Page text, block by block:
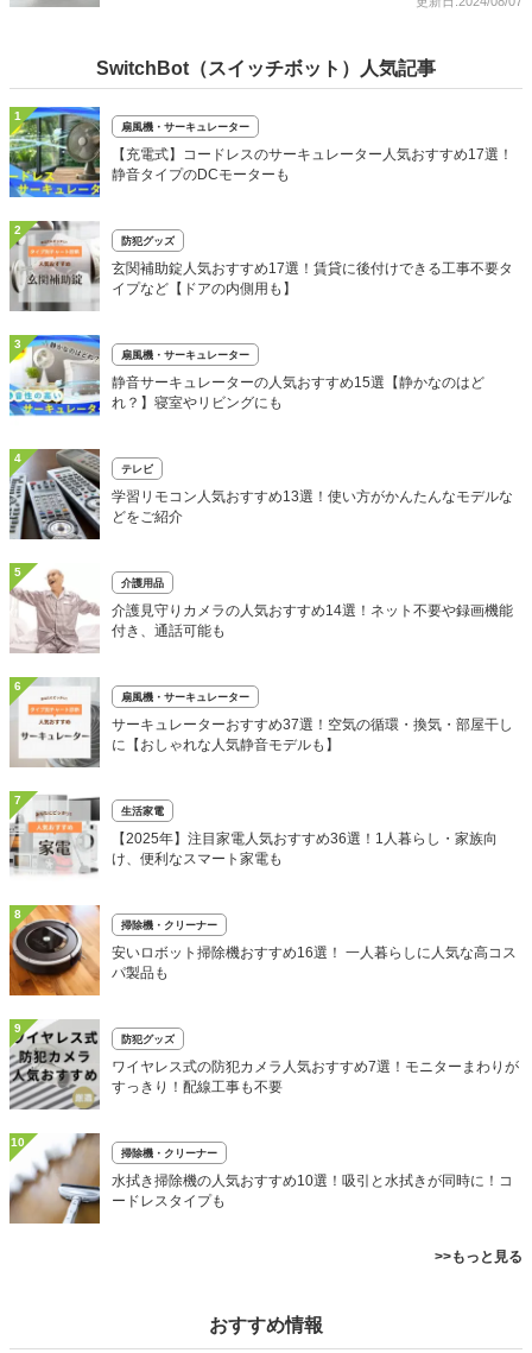
SwitchBot（スイッチボット）人気記事
1
扇風機・サーキュレーター
【充電式】コードレスのサーキュレーター人気おすすめ17選！
静音タイプのDCモーターも
2
防犯グッズ
玄関補助錠人気おすすめ17選！賃貸に後付けできる工事不要タ
イプなど【ドアの内側用も】
3
扇風機・サーキュレーター
静音サーキュレーターの人気おすすめ15選【静かなのはど
れ？】寝室やリビングにも
4
テレビ
学習リモコン人気おすすめ13選！使い方がかんたんなモデルな
どをご紹介
5
介護用品
介護見守りカメラの人気おすすめ14選！ネット不要や録画機能
付き、通話可能も
6
扇風機・サーキュレーター
サーキュレーターおすすめ37選！空気の循環・換気・部屋干し
に【おしゃれな人気静音モデルも】
7
生活家電
【2025年】注目家電人気おすすめ36選！1人暮らし・家族向
け、便利なスマート家電も
8
掃除機・クリーナー
安いロボット掃除機おすすめ16選！ 一人暮らしに人気な高コス
パ製品も
9
防犯グッズ
ワイヤレス式の防犯カメラ人気おすすめ7選！モニターまわりが
すっきり！配線工事も不要
10
掃除機・クリーナー
水拭き掃除機の人気おすすめ10選！吸引と水拭きが同時に！コ
ードレスタイプも
>>もっと見る
おすすめ情報